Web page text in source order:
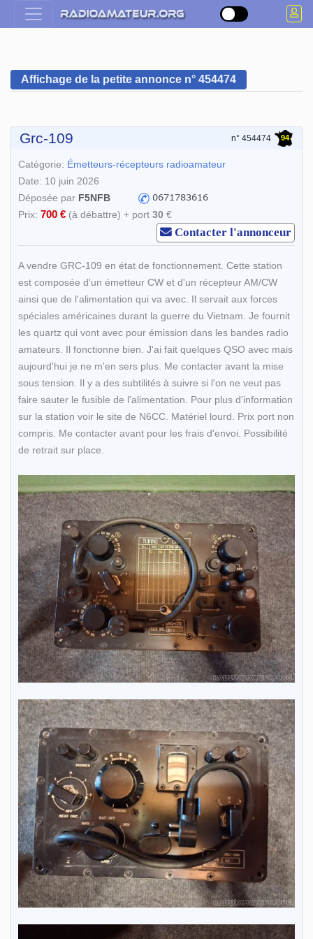
Affichage de la petite annonce n° 454474
Grc-109 n° 454474 94
Catégorie: Émetteurs-récepteurs radioamateur
Date: 10 juin 2026
Déposée par F5NFB
Prix: 700 € (à débattre) + port 30€
Contacter l'annonceur
A vendre GRC-109 en état de fonctionnement. Cette station
est composée d'un émetteur CW et d'un récepteur AM/CW
ainsi que de l'alimentation qui va avec. Il servait aux forces
spéciales américaines durant la guerre du Vietnam. Je fournit
les quartz qui vont avec pour émission dans les bandes radio
amateurs. Il fonctionne bien. J'ai fait quelques QSO avec mais
aujourd'hui je ne m'en sers plus. Me contacter avant la mise
sous tension. Il y a des subtilités à suivre si l'on ne veut pas
faire sauter le fusible de l'alimentation. Pour plus d'information
sur la station voir le site de N6CC. Matériel lourd. Prix port non
compris. Me contacter avant pour les frais d'envoi. Possibilité
de retrait sur place.